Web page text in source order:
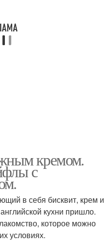
кремом.
с
в себя бисквит, крем и
кухни пришло.
которое можно
условиях.